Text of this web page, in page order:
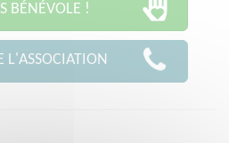
BÉNÉVOLE !
L'ASSOCIATION